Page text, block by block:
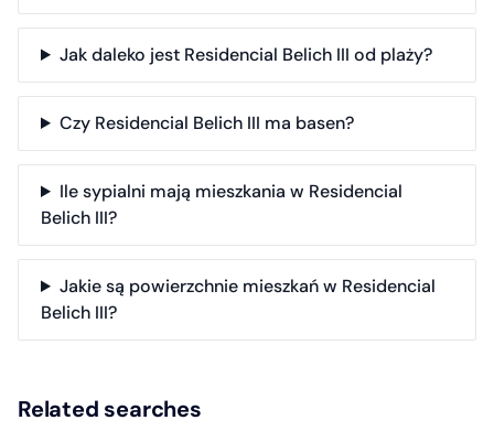
Jak daleko jest Residencial Belich III od plaży?
Czy Residencial Belich III ma basen?
Ile sypialni mają mieszkania w Residencial
Belich III?
Jakie są powierzchnie mieszkań w Residencial
Belich III?
Related searches